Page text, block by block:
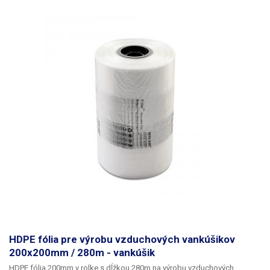
papierom alebo rezaným kartónom.Prefabrikované fólie možno zakúpiť
v rôznych veľkostiach a tvaroch vankúšov, vyrábajú sa najmä z
materiálov HDPE a LDPE, nafúknuté vankúše sú schopné vydržať
HDPE fólia pre výrobu vzduchových vankúšikov
200x200mm / 280m - vankúšik
HDPE fólia 200mm v rolke s dĺžkou 280m na výrobu vzduchových